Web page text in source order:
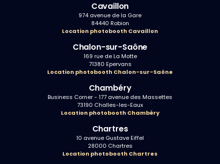
Cavaillon
974 avenue de la Gare
84440 Robion
Location photobooth Cavaillon
Chalon-sur-Saône
169 rue de La Motte
71380 Epervans
Location photobooth Chalon-sur-Saône
Chambéry
Business Corner - 177 avenue des Massettes
73190 Challes-les-Eaux
Location photobooth Chambéry
Chartres
10 avenue Gustave Eiffel
28000 Chartres
Location photobooth Chartres